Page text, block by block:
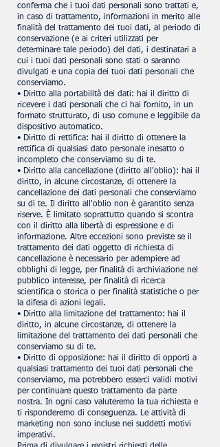
conferma che i tuoi dati personali sono trattati e,
in caso di trattamento, informazioni in merito alle
finalità del trattamento dei tuoi dati, al periodo di
conservazione (e ai criteri utilizzati per
determinare tale periodo) del dati, i destinatari a
cui i tuoi dati personali sono stati o saranno
divulgati e una copia dei tuoi dati personali che
conserviamo.
• Diritto alla portabilità dei dati: hai il diritto di
ricevere i dati personali che ci hai fornito, in un
formato strutturato, di uso comune e leggibile da
dispositivo automatico.
• Diritto di rettifica: hai il diritto di ottenere la
rettifica di qualsiasi dato personale inesatto o
incompleto che conserviamo su di te.
• Diritto alla cancellazione (diritto all'oblio): hai il
diritto, in alcune circostanze, di ottenere la
cancellazione dei dati personali che conserviamo
su di te. Il diritto all'oblio non è garantito senza
riserve. È limitato soprattutto quando si scontra
con il diritto alla libertà di espressione e di
informazione. Altre eccezioni sono previste se il
trattamento dei dati oggetto di richiesta di
cancellazione è necessario per adempiere ad
obblighi di legge, per finalità di archiviazione nel
pubblico interesse, per finalità di ricerca
scientifica o storica o per finalità statistiche o per
la difesa di azioni legali.
• Diritto alla limitazione del trattamento: hai il
diritto, in alcune circostanze, di ottenere la
limitazione del trattamento dei dati personali che
conserviamo su di te.
• Diritto di opposizione: hai il diritto di opporti a
qualsiasi trattamento dei tuoi dati personali che
conserviamo, ma potrebbero esserci validi motivi
per continuare questo trattamento da parte
nostra. In ogni caso valuteremo la tua richiesta e
ti risponderemo di conseguenza. Le attività di
marketing non sono incluse nei suddetti motivi
imperativi.